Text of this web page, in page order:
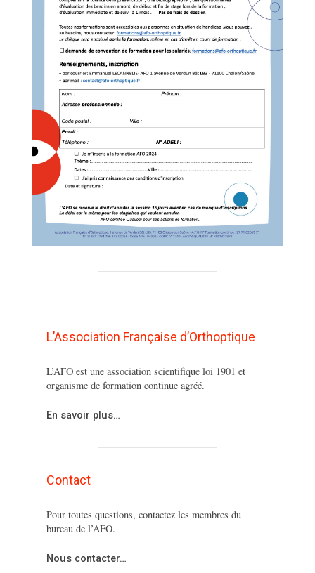
L’Association Française d’Orthoptique
L’AFO est une association scientifique loi 1901 et
organisme de formation continue agréé.
En savoir plus…
Contact
Pour toutes questions, contactez les membres du
bureau de l’AFO.
Nous contacter…